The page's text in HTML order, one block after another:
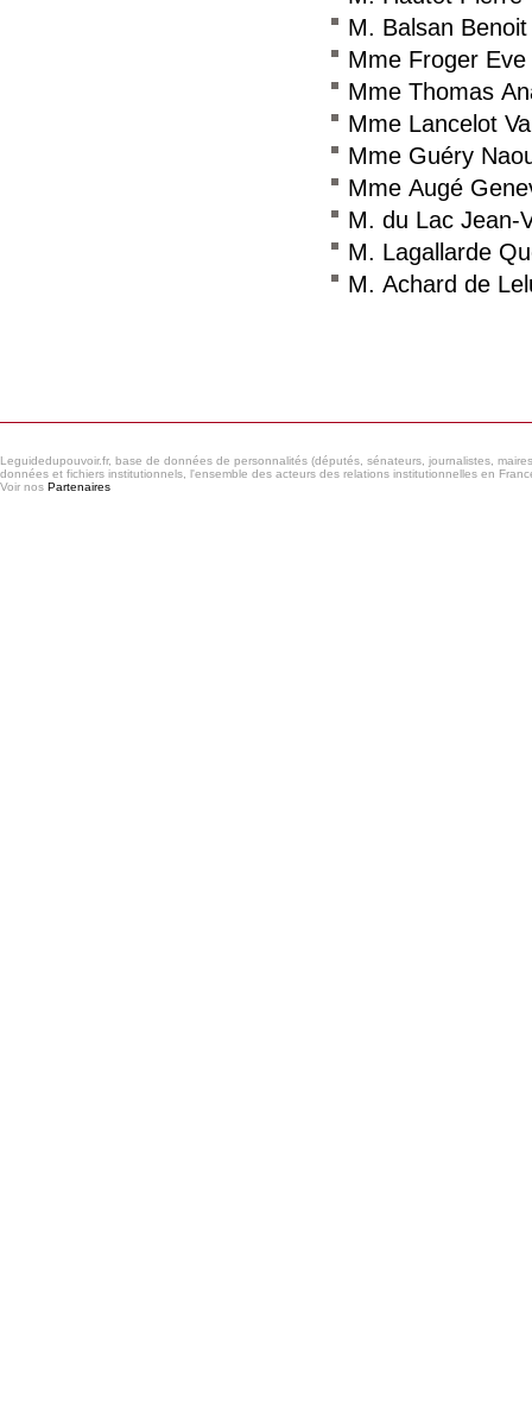
M. Balsan Benoit
Mme Froger Eve
Mme Thomas
Mme Lancelot
Mme Guéry
Mme Augé
M. du Lac Jean-
M. Lagallarde
M. Achard de
Leguidedupouvoir.fr, base de données de personnalités (députés, sénateurs, journalistes,
données et fichiers institutionnels, l'ensemble des acteurs des relations institutionnelles en
Voir nos Partenaires